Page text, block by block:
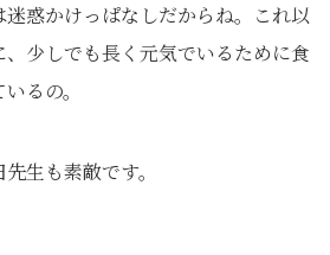
惑かけっぱなしだからね。これ以
、少しでも長く元気でいるために食
るの。
生も素敵です。